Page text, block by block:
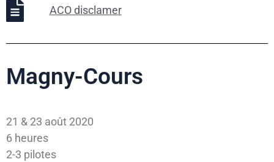
ACO disclamer
Magny-Cours
21 & 23 août 2020
6 heures
2-3 pilotes